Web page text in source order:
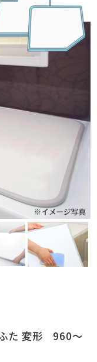
た 変形 960～